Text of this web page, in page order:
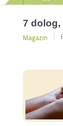
7
Magazin